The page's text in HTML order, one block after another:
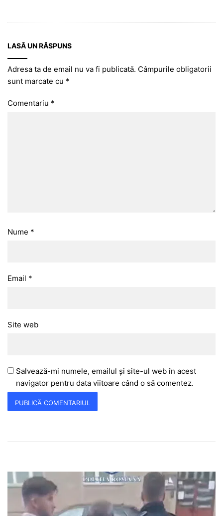
LASĂ UN RĂSPUNS
Adresa ta de email nu va fi publicată. Câmpurile obligatorii
sunt marcate cu *
Comentariu *
Nume *
Email *
Site web
Salvează-mi numele, emailul și site-ul web în acest
navigator pentru data viitoare când o să comentez.